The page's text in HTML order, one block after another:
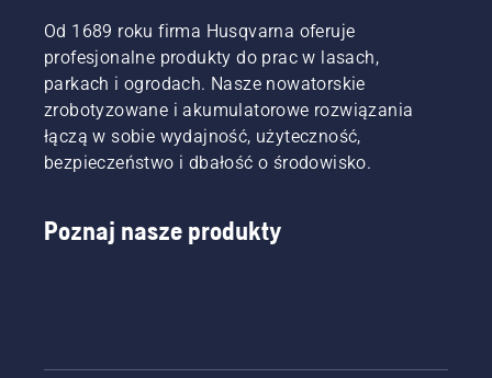
Od 1689 roku firma Husqvarna oferuje
profesjonalne produkty do prac w lasach,
parkach i ogrodach. Nasze nowatorskie
zrobotyzowane i akumulatorowe rozwiązania
łączą w sobie wydajność, użyteczność,
bezpieczeństwo i dbałość o środowisko.
Poznaj nasze produkty